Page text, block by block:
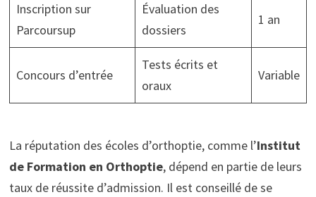
Inscription sur
Parcoursup
Évaluation des
dossiers
1 an
Concours d’entrée
Tests écrits et
oraux
Variable
La réputation des écoles d’orthoptie, comme l’Institut
de Formation en Orthoptie, dépend en partie de leurs
taux de réussite d’admission. Il est conseillé de se